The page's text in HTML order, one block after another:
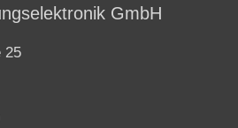
GmbH
25